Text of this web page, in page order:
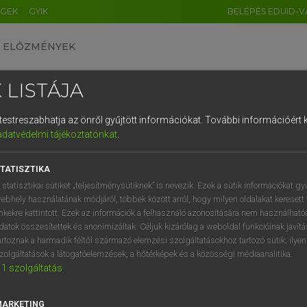
GYIK BELÉPÉS EDUID-
ELŐZMÉNYEK
egyetemes nagyszótár
VAN ELŐFIZETÉSED?
megtekintéséhez.
LISTÁJA
az önről gyűjtött információkat. További információért
tájékoztatónkat.
statisztikai sütiket „teljesítménysütiknek” is nevezik. Ezek a sütik információkat
használatának módjáról, többek között arról, hogy milyen oldalakat keresett
kattintott. Ezek az információk a felhasználó azonosítására nem
összesítettek és anonimizáltak. Céljuk kizárólag a weboldal funkcióinak
a harmadik féltől származó elemzési szolgáltatásokhoz tartozó sütik;
a látogatóelemzések, a hőtérképek és a közösségi médiaanalitika.
1 szolgáltatás
DE CN FR ES IT NL
1 2 3 4 5 6 7 8 9
q w e r t z u i
a s d f g h j k l é
í y x c v b n m , .